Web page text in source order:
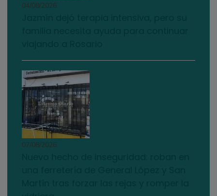
04/08/2026
07/08/2026